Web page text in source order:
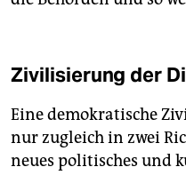
Zivilisierung der
Eine demokratische
nur zugleich in zwei
neues politisches und